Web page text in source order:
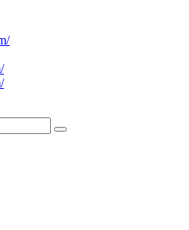
& Gesellschaft